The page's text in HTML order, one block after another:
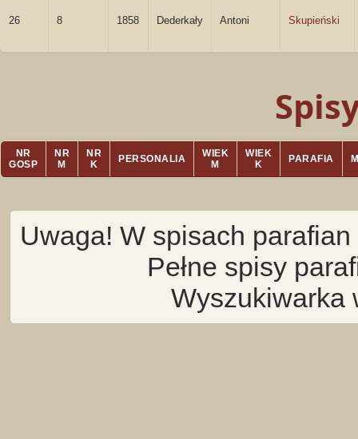
26 8 1858 Dederkały Antoni Skupieński
NR
GOSP
NR
M
NR
K
PERSONALIA
WIEK
M
WIEK
K
PARAFIA
Uwaga! W spisach
Pełne spisy
Wyszukiwarka